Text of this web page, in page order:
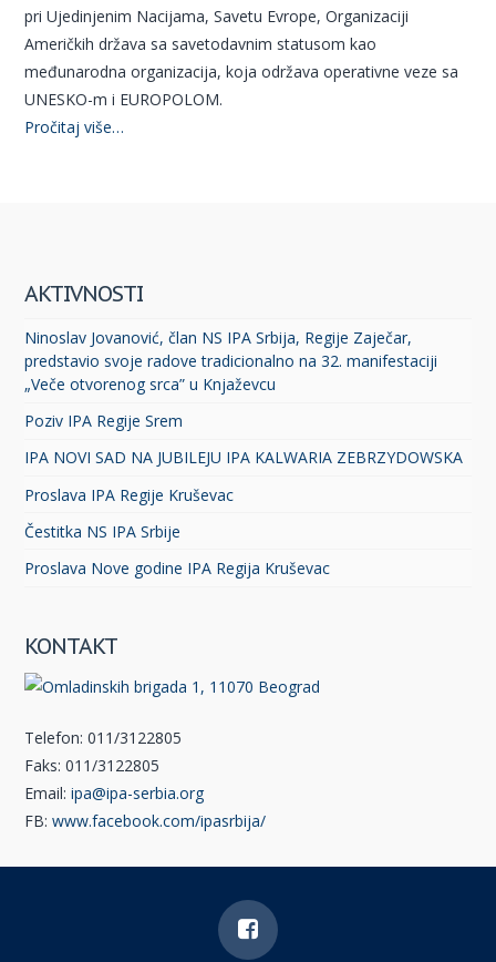
pri Ujedinjenim Nacijama, Savetu Evrope, Organizaciji
Američkih država sa savetodavnim statusom kao
međunarodna organizacija, koja održava operativne veze sa
UNESKO-m i EUROPOLOM.
Pročitaj više…
AKTIVNOSTI
Ninoslav Jovanović, član NS IPA Srbija, Regije Zaječar,
predstavio svoje radove tradicionalno na 32. manifestaciji
„Veče otvorenog srca” u Knjaževcu
Poziv IPA Regije Srem
IPA NOVI SAD NA JUBILEJU IPA KALWARIA ZEBRZYDOWSKA
Proslava IPA Regije Kruševac
Čestitka NS IPA Srbije
Proslava Nove godine IPA Regija Kruševac
KONTAKT
Telefon: 011/3122805
Faks: 011/3122805
Email:ipa@ipa-serbia.org
FB:www.facebook.com/ipasrbija/